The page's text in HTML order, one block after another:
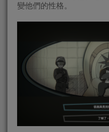
變他們的性格。